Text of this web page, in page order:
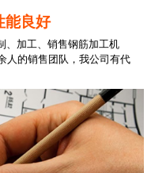
能良好
、加工、销售钢筋加工机
人的销售团队，我公司有代